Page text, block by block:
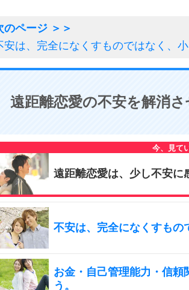
安は、完全になくすものではなく、小
遠距離恋愛の不安を解消
遠距離恋愛は、少し不安に
不安は、完全になくすもの
お金・自己管理能力・信頼
う。